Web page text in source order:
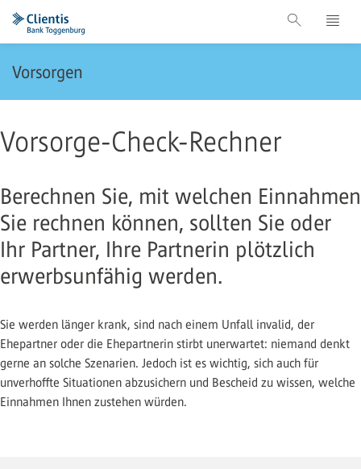
Vorsorgen
Vorsorge-Check-Rechner
Berechnen Sie, mit welchen Einnahmen
Sie rechnen können, sollten Sie oder
Ihr Partner, Ihre Partnerin plötzlich
erwerbsunfähig werden.
Sie werden länger krank, sind nach einem Unfall invalid, der
Ehepartner oder die Ehepartnerin stirbt unerwartet: niemand denkt
gerne an solche Szenarien. Jedoch ist es wichtig, sich auch für
unverhoffte Situationen abzusichern und Bescheid zu wissen, welche
Einnahmen Ihnen zustehen würden.